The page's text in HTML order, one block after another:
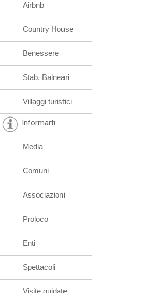
Airbnb
Country House
Benessere
Stab. Balneari
Villaggi turistici
Informarti
Media
Comuni
Associazioni
Proloco
Enti
Spettacoli
Visite guidate